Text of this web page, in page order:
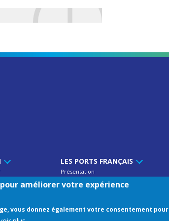
LES PORTS FRANÇAIS
Présentation
Atouts
améliorer votre expérience
vous donnez également votre consentement pour